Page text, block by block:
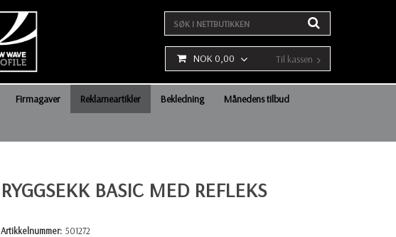
NOK 0,00 Til kassen
Firmagaver Reklameartikler Bekledning Månedens tilbud
RYGGSEKK BASIC MED REFLEKS
Artikkelnummer: 501272